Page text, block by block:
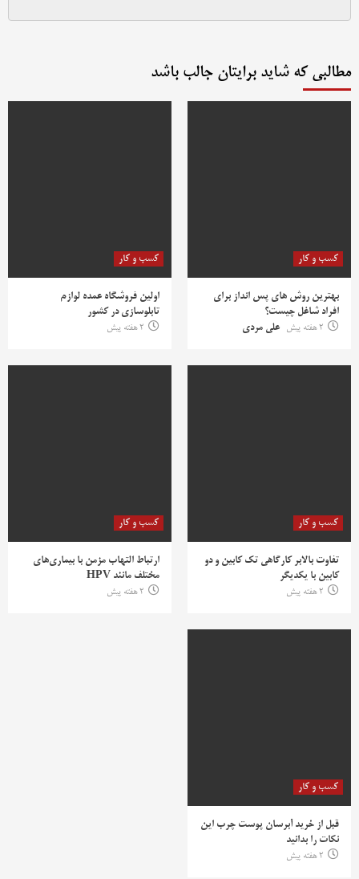
مطالبی که شاید برایتان جالب باشد
کسب و کار
بهترین روش‌ های پس‌ انداز برای
افراد شاغل چیست؟
2 هفته پیش
علی مردی
کسب و کار
اولین فروشگاه عمده لوازم
تابلوسازی در کشور
2 هفته پیش
کسب و کار
تفاوت بالابر کارگاهی تک کابین و دو
کابین با یکدیگر
2 هفته پیش
کسب و کار
ارتباط التهاب مزمن با بیماری‌های
مختلف مانند HPV
2 هفته پیش
کسب و کار
قبل از خرید آبرسان پوست چرب این
نکات را بدانید
2 هفته پیش